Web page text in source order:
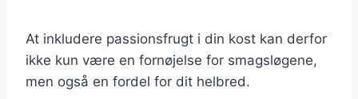
At inkludere passionsfrugt i din kost kan derfor
ikke kun være en fornøjelse for smagsløgene,
men også en fordel for dit helbred.